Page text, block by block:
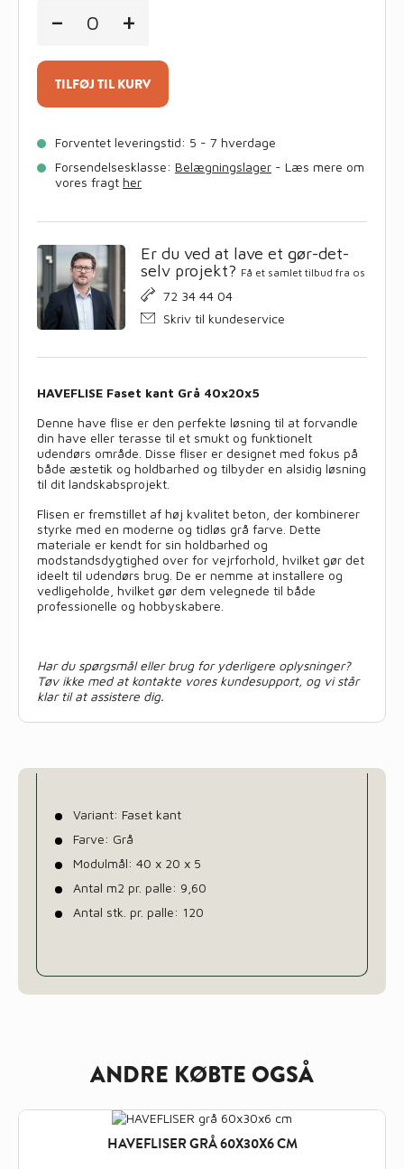
-
grå
i
hele
paller
+
TILFØJ TIL KURV
Forventet leveringstid: 5 - 7 hverdage
Forsendelsesklasse: Belægningslager - Læs mere om
vores fragt her
Er du ved at lave et gør-det-
selv projekt? Få et samlet tilbud fra os
72 34 44 04
Skriv til kundeservice
HAVEFLISE Faset kant Grå 40x20x5
Denne have flise er den perfekte løsning til at forvandle
din have eller terasse til et smukt og funktionelt
udendørs område. Disse fliser er designet med fokus på
både æstetik og holdbarhed og tilbyder en alsidig løsning
til dit landskabsprojekt.
Flisen er fremstillet af høj kvalitet beton, der kombinerer
styrke med en moderne og tidløs grå farve. Dette
materiale er kendt for sin holdbarhed og
modstandsdygtighed over for vejrforhold, hvilket gør det
ideelt til udendørs brug. De er nemme at installere og
vedligeholde, hvilket gør dem velegnede til både
professionelle og hobbyskabere.
Har du spørgsmål eller brug for yderligere oplysninger?
Tøv ikke med at kontakte vores kundesupport, og vi står
klar til at assistere dig.
Variant: Faset kant
Farve: Grå
Modulmål: 40 x 20 x 5
Antal m2 pr. palle: 9,60
Antal stk. pr. palle: 120
ANDRE KØBTE OGSÅ
HAVEFLISER GRÅ 60X30X6 CM